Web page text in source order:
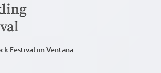
Festival im Ventana